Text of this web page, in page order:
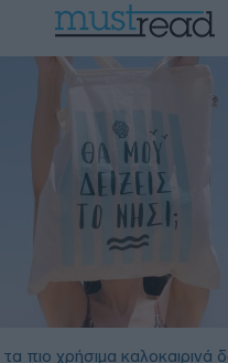
πιο χρήσιμα καλοκαιρινά